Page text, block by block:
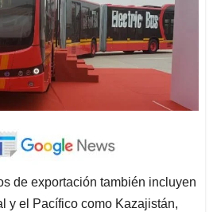
de exportación también incluyen
y el Pacífico como Kazajistán,